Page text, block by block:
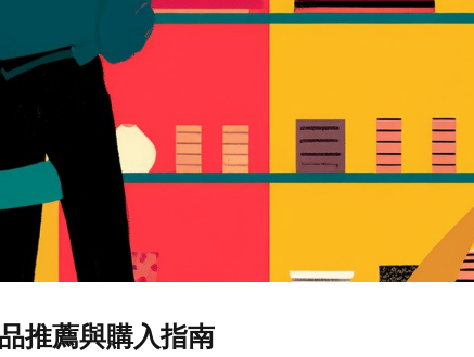
推薦與購入指南